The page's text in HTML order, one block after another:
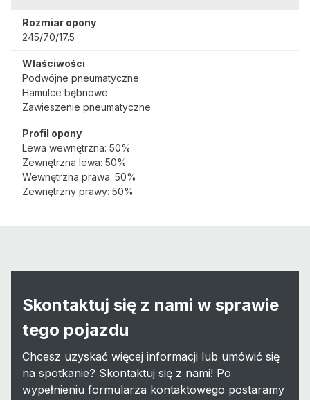
Rozmiar opony
245/70/17.5
Właściwości
Podwójne pneumatyczne
Hamulce bębnowe
Zawieszenie pneumatyczne
Profil opony
Lewa wewnętrzna: 50%
Zewnętrzna lewa: 50%
Wewnętrzna prawa: 50%
Zewnętrzny prawy: 50%
Skontaktuj się z nami w sprawie
tego pojazdu
Chcesz uzyskać więcej informacji lub umówić się
na spotkanie? Skontaktuj się z nami! Po
wypełnieniu formularza kontaktowego postaramy